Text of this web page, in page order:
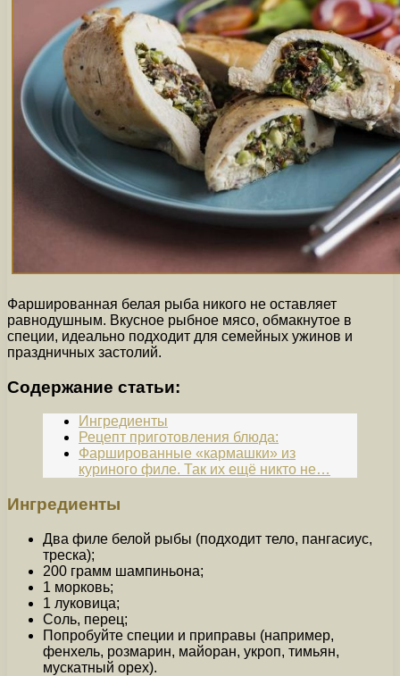
Фаршированная белая рыба никого не оставляет
равнодушным. Вкусное рыбное мясо, обмакнутое в
специи, идеально подходит для семейных ужинов и
праздничных застолий.
Содержание статьи:
Ингредиенты
Рецепт приготовления блюда:
Фаршированные «кармашки» из
куриного филе. Так их ещё никто не…
Ингредиенты
Два филе белой рыбы (подходит тело, пангасиус,
треска);
200 грамм шампиньона;
1 морковь;
1 луковица;
Соль, перец;
Попробуйте специи и приправы (например,
фенхель, розмарин, майоран, укроп, тимьян,
мускатный орех).